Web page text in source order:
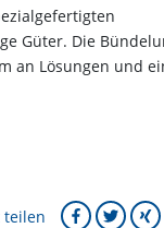
Güter. Die
an Lösungen und
teilen